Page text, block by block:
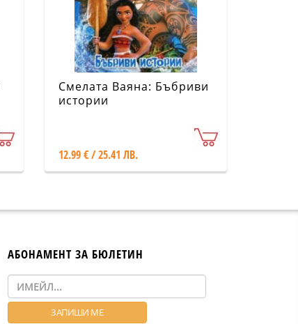
Смелата Ваяна: Бъбриви
истории
12.99 € / 25.41 ЛВ.
АБОНАМЕНТ ЗА БЮЛЕТИН